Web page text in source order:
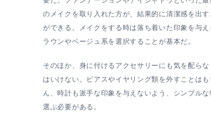
のメイクを取り入れた方が、結果的に清潔感を出す
ができる。メイクをする時は落ち着いた印象を与
ラウンやベージュ系を選択することが基本だ。
そのほか、身に付けるアクセサリーにも気を配らな
はいけない。ピアスやイヤリング類を外すことはも
ん、時計も派手な印象を与えないよう、シンプルな
選ぶ必要がある。